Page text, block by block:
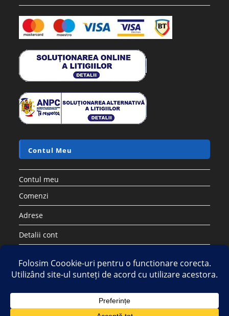
Contul Meu
Contul meu
Comenzi
Adrese
Detalii cont
Copyright 2026 - Strategic DIstribution Group